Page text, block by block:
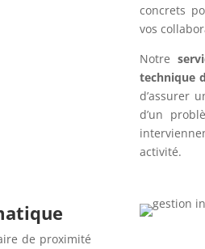
concrets
vos
Notre
technique
d’assurer
d’un
activité.
de proximité